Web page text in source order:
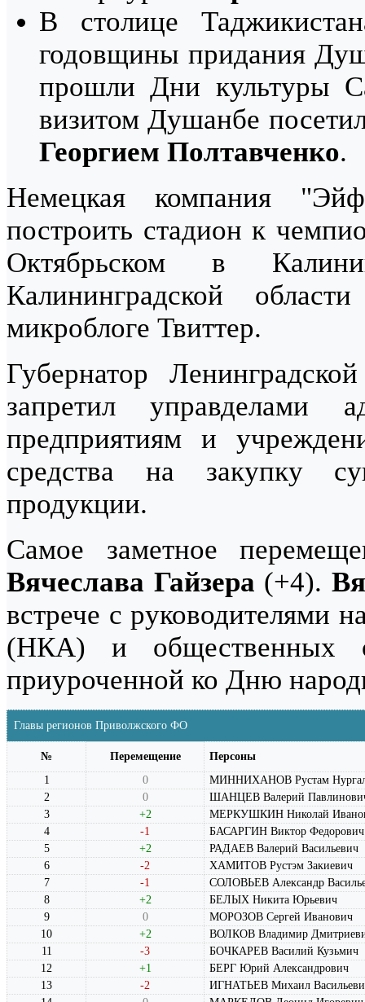
В столице
годовщины придания
прошли Дни культуры
визитом Душанбе
Георгием Полтавченко.
Немецкая компания
построить стадион к
Октябрьском в
Калининградской
микроблоге Твиттер.
Губернатор
запретил управделами
предприятиям и
средства на закупку
продукции.
Самое заметное
Вячеслава Гайзера (+4).
встрече с руководителями
(НКА) и общественных
приуроченной ко Дню
Главы регионов Приволжского ФО
№ Перемещение
Персоны
1
0
МИННИХАНОВ Рустам
2
0
ШАНЦЕВ Валерий
3
+2
МЕРКУШКИН Николай
4
-1
БАСАРГИН Виктор Федорович
5
+2
РАДАЕВ Валерий Васильевич
6
-2
ХАМИТОВ Рустэм Закиевич
7
-1
СОЛОВЬЕВ Александр
8
+2
БЕЛЫХ Никита Юрьевич
9
0
МОРОЗОВ Сергей Иванович
10
+2
ВОЛКОВ Владимир
11
-3
БОЧКАРЕВ Василий Кузьмич
12
+1
БЕРГ Юрий Александрович
13
-2
ИГНАТЬЕВ Михаил